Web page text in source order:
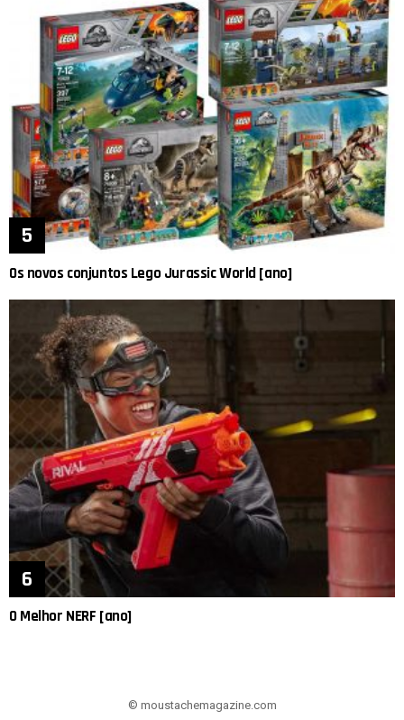
Os novos conjuntos Lego Jurassic World [ano]
O Melhor NERF [ano]
© moustachemagazine.com